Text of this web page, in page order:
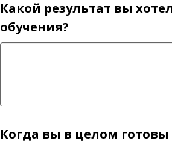
Какой результат вы
обучения?
Когда вы в целом готовы